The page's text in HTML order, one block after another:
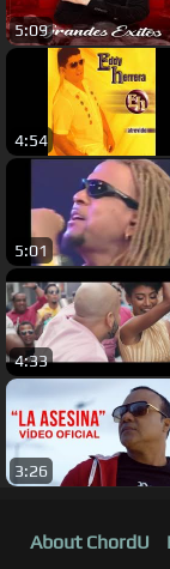
5:09
4:54
5:01
4:33
3:26
About ChordU